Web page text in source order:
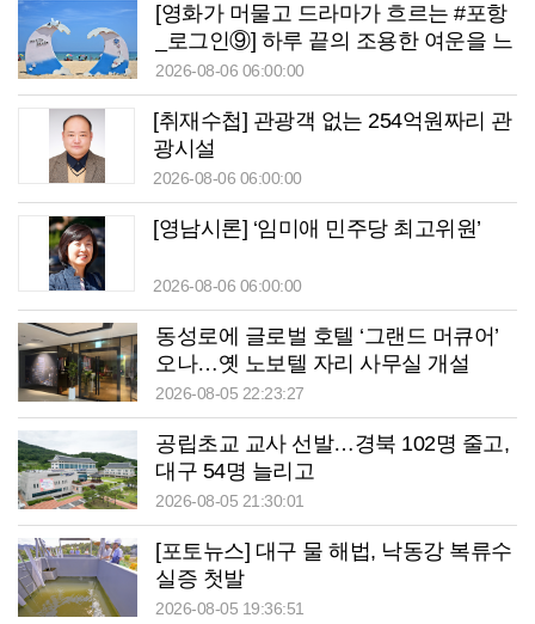
[영화가 머물고 드라마가 흐르는 #포항
_로그인⑨] 하루 끝의 조용한 여운을 느
끼고 싶을 때 ‘월포역’
2026-08-06 06:00:00
[취재수첩] 관광객 없는 254억원짜리 관
광시설
2026-08-06 06:00:00
[영남시론] ‘임미애 민주당 최고위원’
2026-08-06 06:00:00
동성로에 글로벌 호텔 ‘그랜드 머큐어’
오나…옛 노보텔 자리 사무실 개설
2026-08-05 22:23:27
공립초교 교사 선발…경북 102명 줄고,
대구 54명 늘리고
2026-08-05 21:30:01
[포토뉴스] 대구 물 해법, 낙동강 복류수
실증 첫발
2026-08-05 19:36:51